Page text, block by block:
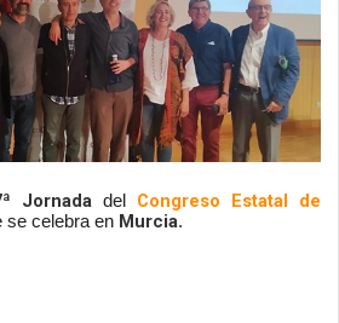
Jornada del Congreso Estatal de
se celebra en Murcia.